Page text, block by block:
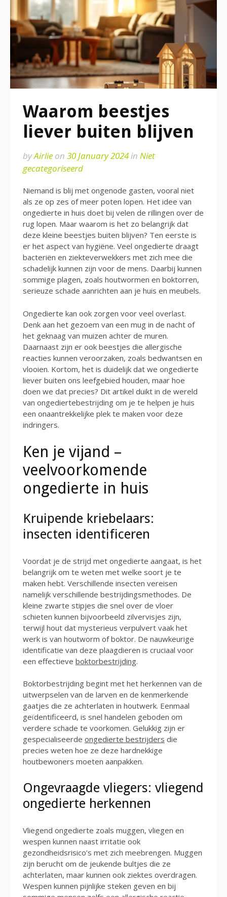
Waarom beestjes
liever buiten blijven
byAirlie on 30 January 2024in Niet
gecategoriseerd
Niemand is blij met ongenode gasten, vooral niet
als ze op zes of meer poten lopen. Het idee van
ongedierte in huis doet bij velen de rillingen over de
rug lopen. Maar waarom is het zo belangrijk dat
deze kleine beestjes buiten blijven? Ten eerste is
er het aspect van hygiëne. Veel ongedierte draagt
bacteriën en ziekteverwekkers met zich mee die
schadelijk kunnen zijn voor de mens. Daarbij kunnen
sommige plagen, zoals houtwormen en boktorren,
serieuze schade aanrichten aan je huis en meubels.
Ongedierte kan ook zorgen voor veel overlast.
Denk aan het gezoem van een mug in de nacht of
het geknaag van muizen achter de muren.
Daarnaast zijn er ook beestjes die allergische
reacties kunnen veroorzaken, zoals bedwantsen en
vlooien. Kortom, het is duidelijk dat we ongedierte
liever buiten ons leefgebied houden, maar hoe
doen we dat precies? Dit artikel duikt in de wereld
van ongediertebestrijding om je te helpen je huis
een onaantrekkelijke plek te maken voor deze
indringers.
Ken je vijand –
veelvoorkomende
ongedierte in huis
Kruipende kriebelaars:
insecten identificeren
Voordat je de strijd met ongedierte aangaat, is het
belangrijk om te weten met welke soort je te
maken hebt. Verschillende insecten vereisen
namelijk verschillende bestrijdingsmethodes. De
kleine zwarte stipjes die snel over de vloer
schieten kunnen bijvoorbeeld zilvervisjes zijn,
terwijl hout dat mysterieus verpulvert vaak het
werk is van houtworm of boktor. De nauwkeurige
identificatie van deze plaagdieren is cruciaal voor
een effectieve boktorbestrijding.
Boktorbestrijding begint met het herkennen van de
uitwerpselen van de larven en de kenmerkende
gaatjes die ze achterlaten in houtwerk. Eenmaal
geïdentificeerd, is snel handelen geboden om
verdere schade te voorkomen. Gelukkig zijn er
gespecialiseerde ongedierte bestrijders die
precies weten hoe ze deze hardnekkige
houtbewoners moeten aanpakken.
Ongevraagde vliegers: vliegend
ongedierte herkennen
Vliegend ongedierte zoals muggen, vliegen en
wespen kunnen naast irritatie ook
gezondheidsrisico’s met zich meebrengen. Muggen
zijn berucht om de jeukende bultjes die ze
achterlaten, maar kunnen ook ziektes overdragen.
Wespen kunnen pijnlijke steken geven en bij